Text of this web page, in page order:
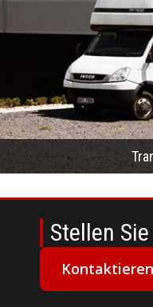
Stellen